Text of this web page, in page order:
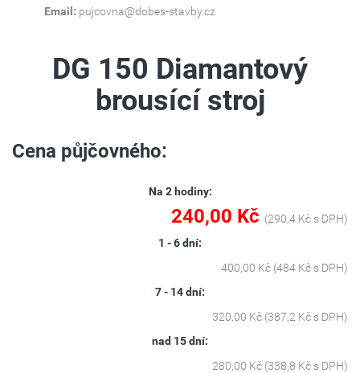
Email: pujcovna@dobes-stavby.cz
DG 150 Diamantový
brousící stroj
Cena půjčovného:
Na 2 hodiny:
240,00 Kč (290,4 Kč s DPH)
1 - 6 dní:
400,00 Kč (484 Kč s DPH)
7 - 14 dní:
320,00 Kč (387,2 Kč s DPH)
nad 15 dní:
280,00 Kč (338,8 Kč s DPH)